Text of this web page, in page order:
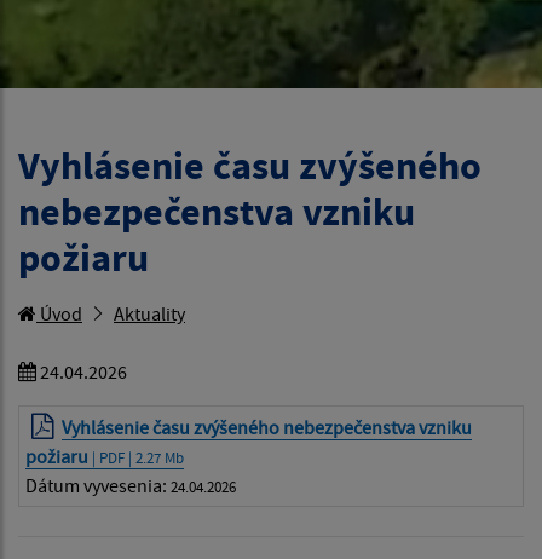
Vyhlásenie času zvýšeného
nebezpečenstva vzniku
požiaru
Úvod Aktuality
24.04.2026
Vyhlásenie času zvýšeného nebezpečenstva vzniku
požiaru | PDF | 2.27 Mb
Dátum vyvesenia: 24.04.2026